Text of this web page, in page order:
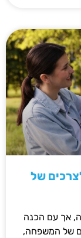
של
אך עם הכנה
של המשפחה,